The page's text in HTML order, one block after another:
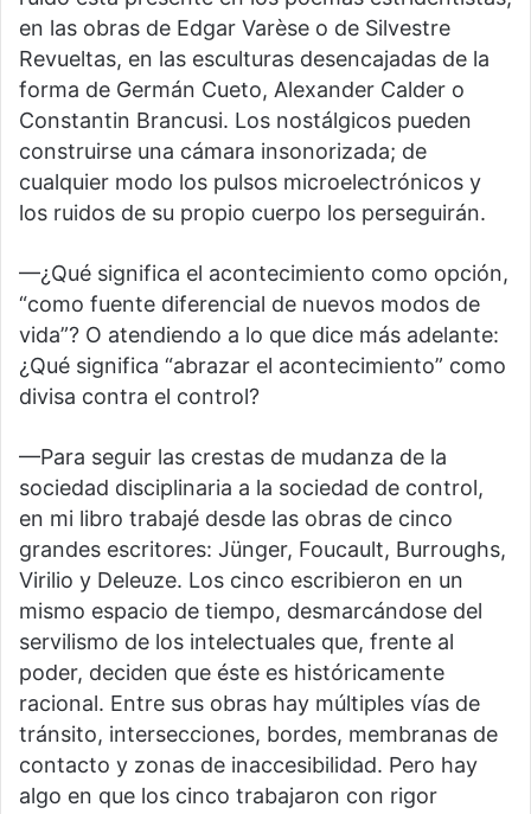
en las obras de Edgar Varèse o de Silvestre
Revueltas, en las esculturas desencajadas de la
forma de Germán Cueto, Alexander Calder o
Constantin Brancusi. Los nostálgicos pueden
construirse una cámara insonorizada; de
cualquier modo los pulsos microelectrónicos y
los ruidos de su propio cuerpo los perseguirán.
—¿Qué significa el acontecimiento como opción,
“como fuente diferencial de nuevos modos de
vida”? O atendiendo a lo que dice más adelante:
¿Qué significa “abrazar el acontecimiento” como
divisa contra el control?
—Para seguir las crestas de mudanza de la
sociedad disciplinaria a la sociedad de control,
en mi libro trabajé desde las obras de cinco
grandes escritores: Jünger, Foucault, Burroughs,
Virilio y Deleuze. Los cinco escribieron en un
mismo espacio de tiempo, desmarcándose del
servilismo de los intelectuales que, frente al
poder, deciden que éste es históricamente
racional. Entre sus obras hay múltiples vías de
tránsito, intersecciones, bordes, membranas de
contacto y zonas de inaccesibilidad. Pero hay
algo en que los cinco trabajaron con rigor